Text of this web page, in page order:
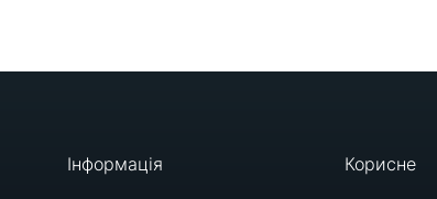
Інформація Корисне